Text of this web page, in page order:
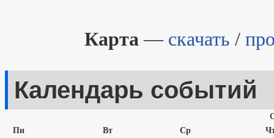
Карта — скачать /
Календарь событий
Пн
Вт Ср